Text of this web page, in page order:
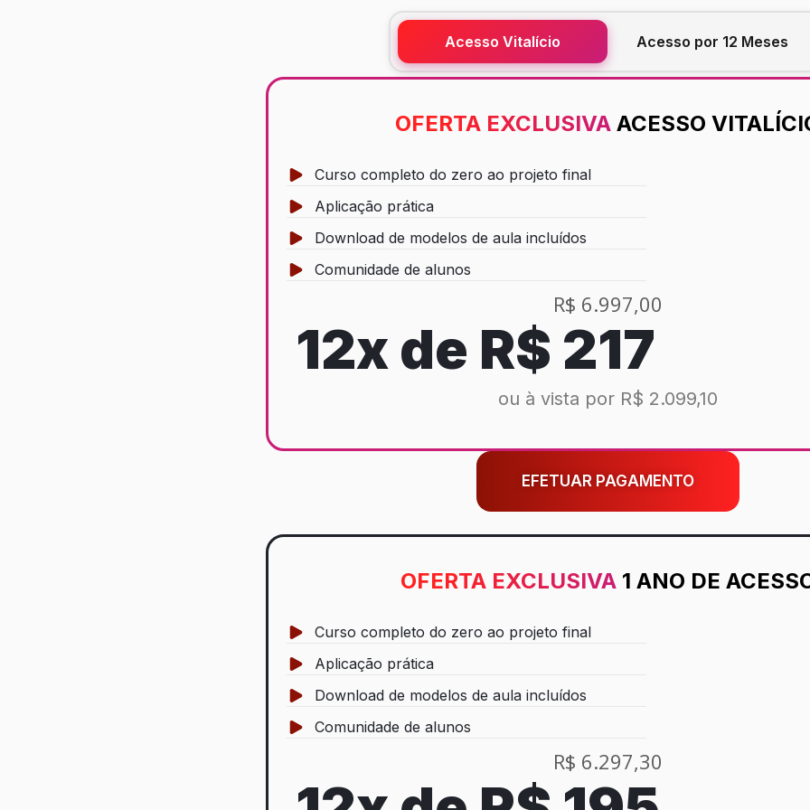
Acesso Vitalício Acesso por 12 Meses
OFERTA EXCLUSIVA ACESSO
Curso completo do zero ao projeto final
Aplicação prática
Download de modelos de aula incluídos
Comunidade de alunos
R$ 6.997,00
12x de R$ 217
ou à vista por R$ 2.099,10
EFETUAR PAGAMENTO
OFERTA EXCLUSIVA 1 ANO DE
Curso completo do zero ao projeto final
Aplicação prática
Download de modelos de aula incluídos
Comunidade de alunos
R$ 6.297,30